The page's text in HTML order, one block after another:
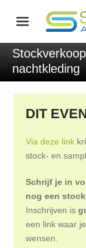
nachtkleding
DIT
Via deze link
stock- en
Schrijf je in
nog een
Inschrijven is
een link waar
wensen.